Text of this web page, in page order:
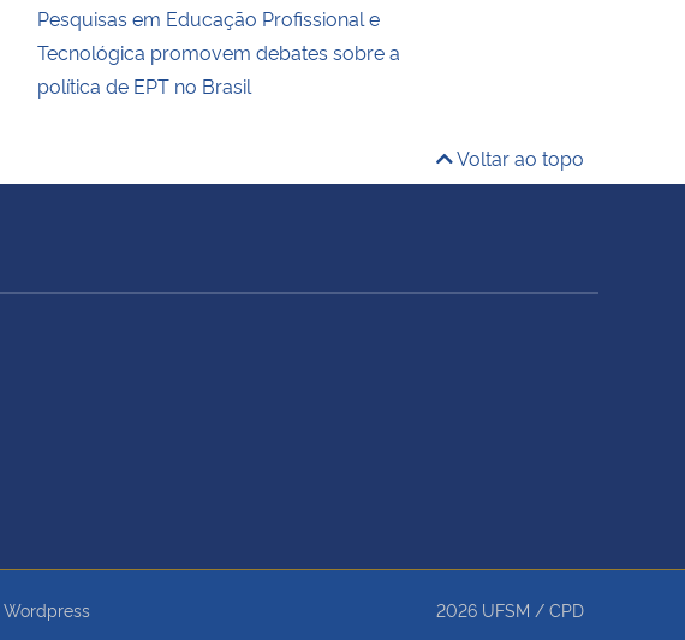
Pesquisas em Educação Profissional e
Tecnológica promovem debates sobre a
política de EPT no Brasil
Voltar ao topo
Wordpress 2026 UFSM / CPD